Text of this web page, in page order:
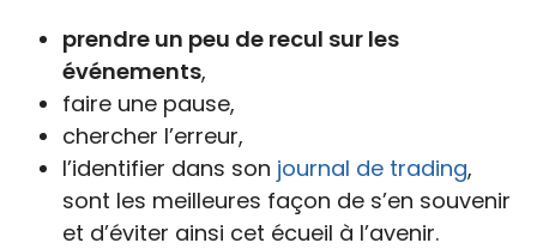
prendre un peu de recul sur les
événements,
faire une pause,
chercher l’erreur,
l’identifier dans son journal de trading,
sont les meilleures façon de s’en souvenir
et d’éviter ainsi cet écueil à l’avenir.